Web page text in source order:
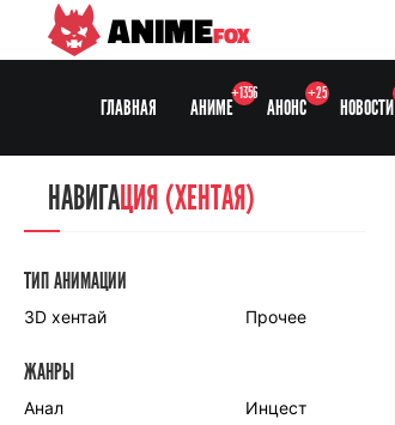
ANIMEFOX
ГЛАВНАЯ АНИМЕ
+1356
АНОНС
+25
НОВОСТИ
НАВИГАЦИЯ
СЕЗОНЫ
Anidub
Animedia
Kansai studio
НАВИГАЦИЯ (ХЕНТАЯ)
ТИП АНИМАЦИИ
3D хентай Прочее
ЖАНРЫ
Анал
Инцест